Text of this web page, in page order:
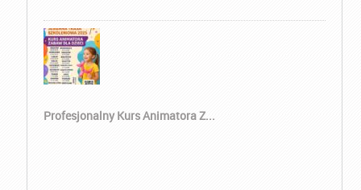
Profesjonalny Kurs Animatora Z...